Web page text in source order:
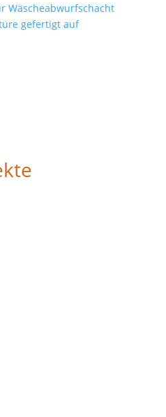
Wäscheabwurfschacht
gefertigt auf